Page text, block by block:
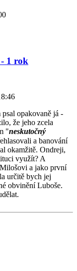
1 rok
opakovaně já -
že jeho zcela
"neskutočný
a banování
okamžitě. Ondreji,
využít? A
a jako první
určitě bych jej
obvinění Luboše.